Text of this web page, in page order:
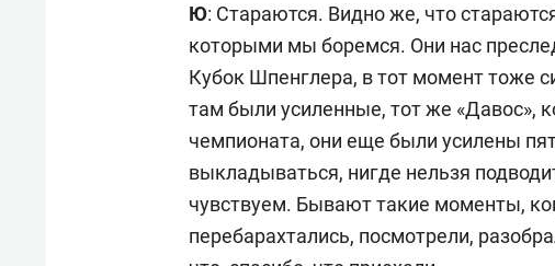
Ю: Стараются. Видно же, что
которыми мы боремся. Они нас
Кубок Шпенглера, в тот момент тоже
там были усиленные, тот же «Давос»,
чемпионата, они еще были усилены
выкладываться, нигде нельзя
чувствуем. Бывают такие моменты,
перебарахтались, посмотрели,